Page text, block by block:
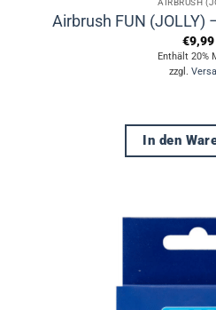
Airbrush FUN (JOLLY)
€9,99
Enthält 20%
zzgl.
In den